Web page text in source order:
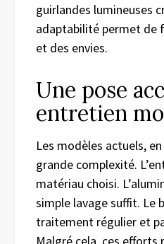
guirlandes lumineuses
adaptabilité permet de
et des envies.
Une pose
entretien
Les modèles actuels,
grande complexité.
matériau choisi.
simple lavage suffit. Le
traitement régulier et